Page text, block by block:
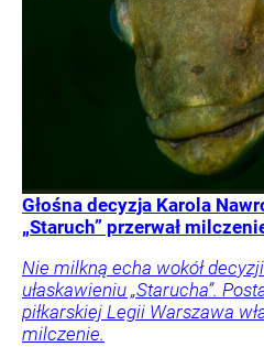
Głośna decyzja Karola
„Staruch” przerwał
Nie milkną echa wokół
ułaskawieniu „Starucha”.
piłkarskiej Legii Warszawa
milczenie.